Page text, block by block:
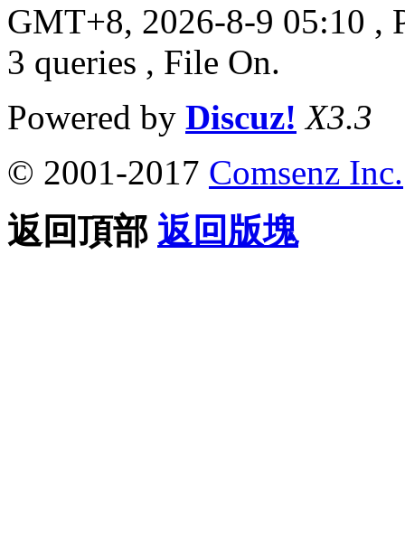
GMT+8, 2026-8-9 05:10 ,
3 queries , File On.
Powered by Discuz! X3.3
© 2001-2017 Comsenz Inc.
返回頂部 返回版塊